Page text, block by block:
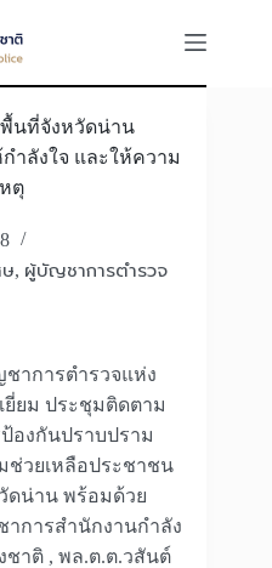
นที่จังหวัดน่าน
ำลังใจ และให้ความ
ตุ
, ผู้บัญชาการตำรวจ
าการตำรวจแห่ง
ยี่ยม ประชุมติดตาม
องกันปราบปราม
ช่วยเหลือประชาชน
ดน่าน พร้อมด้วย
การสำนักงานกำลัง
าติ , พล.ต.ต.วสันต์